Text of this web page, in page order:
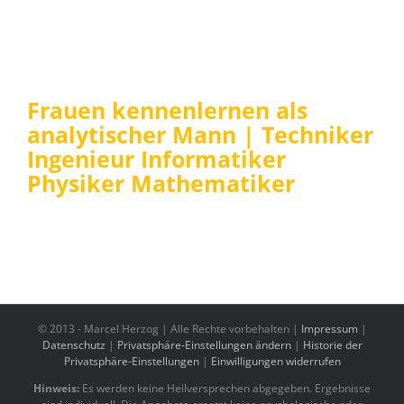
Frauen kennenlernen als
analytischer Mann | Techniker
Ingenieur Informatiker
Physiker Mathematiker
© 2013 - Marcel Herzog | Alle Rechte vorbehalten | Impressum |
Datenschutz | Privatsphäre-Einstellungen ändern| Historie der
Privatsphäre-Einstellungen| Einwilligungen widerrufen
Hinweis: Es werden keine Heilversprechen abgegeben. Ergebnisse